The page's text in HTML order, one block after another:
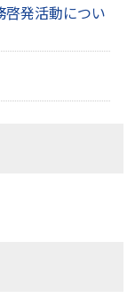
発活動につい